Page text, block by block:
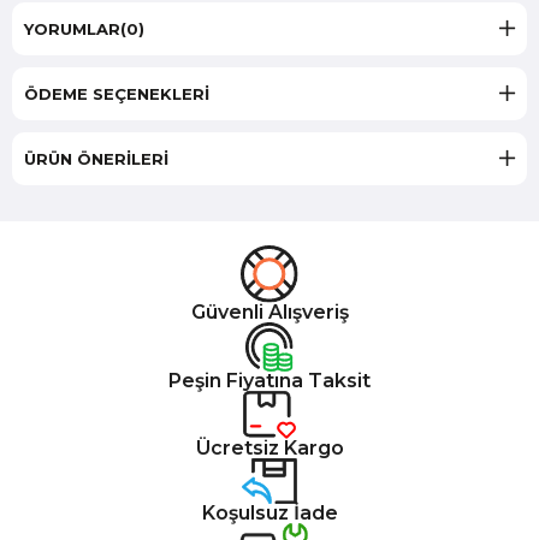
YORUMLAR(0)
ÖDEME SEÇENEKLERI
ÜRÜN ÖNERILERI
Güvenli Alışveriş
Peşin Fiyatına Taksit
Ücretsiz Kargo
Koşulsuz İade